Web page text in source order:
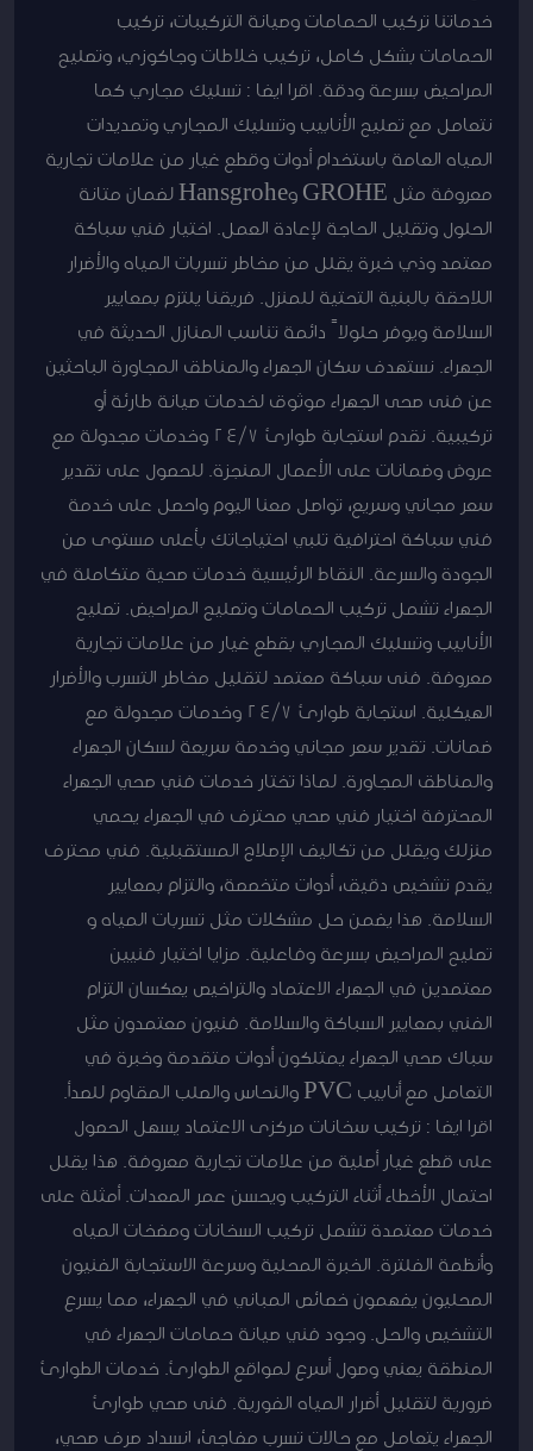
خدماتنا تركيب الحمامات وصيانة التركيبات، تركيب
الحمامات بشكل كامل، تركيب خلاطات وجاكوزي، وتصليح
المراحيض بسرعة ودقة. اقرا ايضا : تسليك مجاري كما
نتعامل مع تصليح الأنابيب وتسليك المجاري وتمديدات
المياه العامة باستخدام أدوات وقطع غيار من علامات تجارية
معروفة مثل GROHE وHansgrohe لضمان متانة
الحلول وتقليل الحاجة لإعادة العمل. اختيار فني سباكة
معتمد وذي خبرة يقلل من مخاطر تسربات المياه والأضرار
اللاحقة بالبنية التحتية للمنزل. فريقنا يلتزم بمعايير
السلامة ويوفر حلولاً دائمة تناسب المنازل الحديثة في
الجهراء. نستهدف سكان الجهراء والمناطق المجاورة الباحثين
عن فنى صحى الجهراء موثوق لخدمات صيانة طارئة أو
تركيبية. نقدم استجابة طوارئ 24/7 وخدمات مجدولة مع
عروض وضمانات على الأعمال المنجزة. للحصول على تقدير
سعر مجاني وسريع، تواصل معنا اليوم واحصل على خدمة
فني سباكة احترافية تلبي احتياجاتك بأعلى مستوى من
الجودة والسرعة. النقاط الرئيسية خدمات صحية متكاملة في
الجهراء تشمل تركيب الحمامات وتصليح المراحيض. تصليح
الأنابيب وتسليك المجاري بقطع غيار من علامات تجارية
معروفة. فنى سباكة معتمد لتقليل مخاطر التسرب والأضرار
الهيكلية. استجابة طوارئ 24/7 وخدمات مجدولة مع
ضمانات. تقدير سعر مجاني وخدمة سريعة لسكان الجهراء
والمناطق المجاورة. لماذا تختار خدمات فني صحي الجهراء
المحترفة اختيار فني صحي محترف في الجهراء يحمي
منزلك ويقلل من تكاليف الإصلاح المستقبلية. فني محترف
يقدم تشخيص دقيق، أدوات متخصصة، والتزام بمعايير
السلامة. هذا يضمن حل مشكلات مثل تسربات المياه و
تصليح المراحيض بسرعة وفاعلية. مزايا اختيار فنيين
معتمدين في الجهراء الاعتماد والتراخيص يعكسان التزام
الفني بمعايير السباكة والسلامة. فنيون معتمدون مثل
سباك صحي الجهراء يمتلكون أدوات متقدمة وخبرة في
التعامل مع أنابيب PVC والنحاس والصلب المقاوم للصدأ.
اقرا ايضا : تركيب سخانات مركزى الاعتماد يسهل الحصول
على قطع غيار أصلية من علامات تجارية معروفة. هذا يقلل
احتمال الأخطاء أثناء التركيب ويحسن عمر المعدات. أمثلة على
خدمات معتمدة تشمل تركيب السخانات ومضخات المياه
وأنظمة الفلترة. الخبرة المحلية وسرعة الاستجابة الفنيون
المحليون يفهمون خصائص المباني في الجهراء، مما يسرع
التشخيص والحل. وجود فني صيانة حمامات الجهراء في
المنطقة يعني وصول أسرع لمواقع الطوارئ. خدمات الطوارئ
ضرورية لتقليل أضرار المياه الفورية. فنى صحي طوارئ
الجهراء يتعامل مع حالات تسرب مفاجئ، انسداد صرف صحي،